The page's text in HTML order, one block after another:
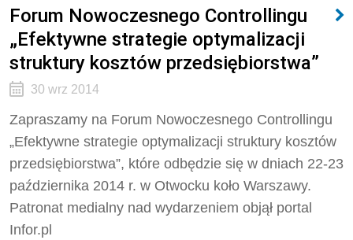
Forum Nowoczesnego Controllingu
„Efektywne strategie optymalizacji
struktury kosztów przedsiębiorstwa”
30 wrz 2014
Zapraszamy na Forum Nowoczesnego Controllingu
„Efektywne strategie optymalizacji struktury kosztów
przedsiębiorstwa”, które odbędzie się w dniach 22-23
października 2014 r. w Otwocku koło Warszawy.
Patronat medialny nad wydarzeniem objął portal
Infor.pl